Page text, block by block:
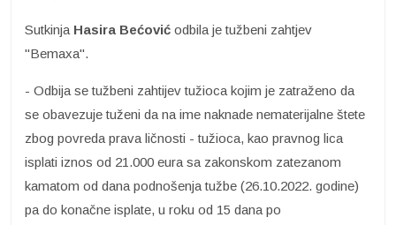
Sutkinja Hasira Bećović odbila je tužbeni zahtjev
"Bemaxa".
- Odbija se tužbeni zahtijev tužioca kojim je zatraženo da
se obavezuje tuženi da na ime naknade nematerijalne štete
zbog povreda prava ličnosti - tužioca, kao pravnog lica
isplati iznos od 21.000 eura sa zakonskom zatezanom
kamatom od dana podnošenja tužbe (26.10.2022. godine)
pa do konačne isplate, u roku od 15 dana po